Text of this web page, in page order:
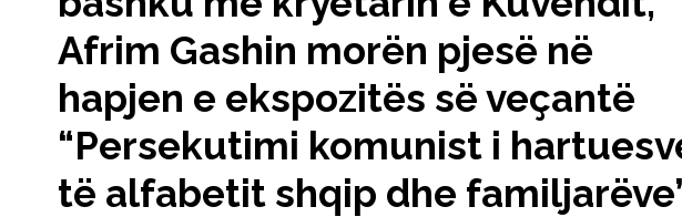
Afrim Gashin morën pjesë në
hapjen e ekspozitës së veçantë
“Persekutimi komunist i
të alfabetit shqip dhe